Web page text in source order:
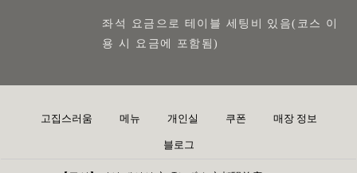
좌석 요금으로 테이블 세팅비 있음(코스 이
용 시 요금에 포함됨)
고집스러움 메뉴 개인실 쿠폰 매장 정보
블로그